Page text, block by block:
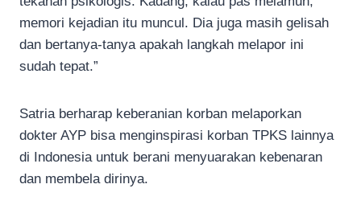
memori kejadian itu muncul. Dia juga masih gelisah
dan bertanya-tanya apakah langkah melapor ini
sudah tepat.”
Satria berharap keberanian korban melaporkan
dokter AYP bisa menginspirasi korban TPKS lainnya
di Indonesia untuk berani menyuarakan kebenaran
dan membela dirinya.